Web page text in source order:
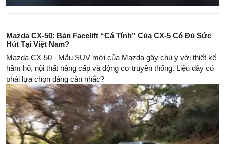
Mazda CX-50: Bản Facelift “Cá Tính” Của CX-5 Có Đủ Sức
Hút Tại Việt Nam?
Mazda CX-50 - Mẫu SUV mới của Mazda gây chú ý với thiết kế
hầm hố, nội thất nâng cấp và động cơ truyền thống. Liệu đây có
phải lựa chọn đáng cân nhắc?